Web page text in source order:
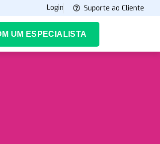
Login Suporte ao Cliente
UM ESPECIALISTA